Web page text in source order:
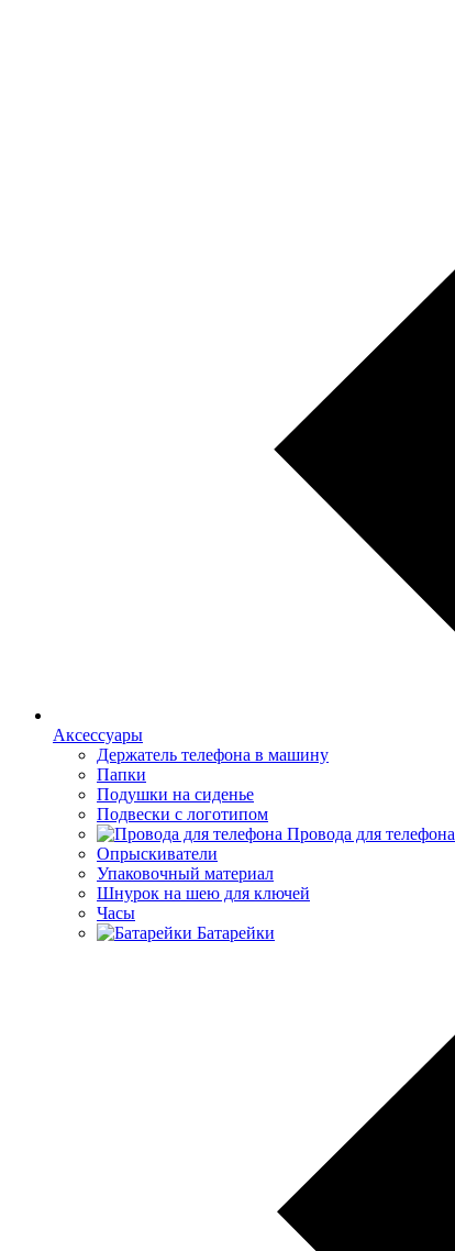
Аксессуары
Держатель телефона в машину
Папки
Подушки на сиденье
Подвески с логотипом
Провода для телефона
Опрыскиватели
Упаковочный материал
Шнурок на шею для ключей
Часы
Батарейки